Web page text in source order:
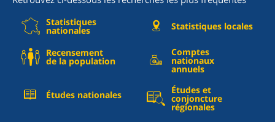
Statistiques
nationales Statistiques locales
Recensement
de la population
Comptes
nationaux
annuels
Études nationales Études et
conjoncture
régionales